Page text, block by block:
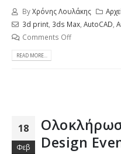
ByΧρόνης Λουλάκης
3d print, 3ds Max, AutoCAD,
Comments Off
READ MORE...
18
Φεβ
Design